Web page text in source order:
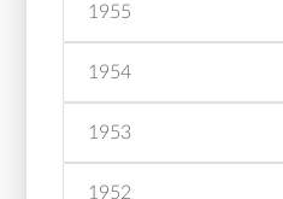
1955
1954
1953
1952